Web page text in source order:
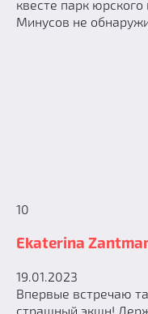
квесте парк
Минусов не
10
Ekaterina
19.01.2023
Впервые встречаю
страшный экшн!